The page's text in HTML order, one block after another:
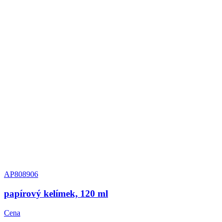
AP808906
papírový kelímek, 120 ml
Cena